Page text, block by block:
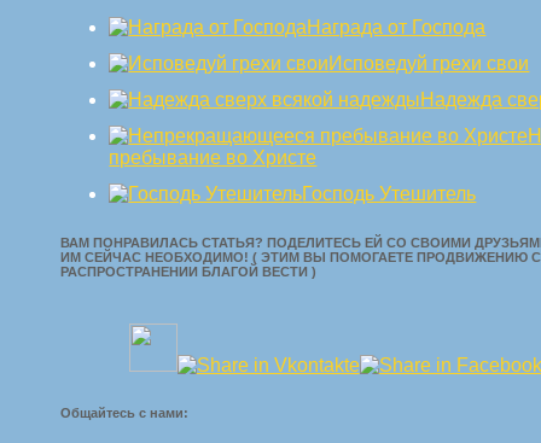
Награда от Господа
Исповедуй грехи свои
Надежда
пребывание во Христе
Господь Утешитель
ВАМ ПОНРАВИЛАСЬ СТАТЬЯ? ПОДЕЛИТЕСЬ ЕЙ СО СВОИМИ
ИМ СЕЙЧАС НЕОБХОДИМО! ( ЭТИМ ВЫ ПОМОГАЕТЕ ПРОДВИЖЕНИЮ
РАСПРОСТРАНЕНИИ БЛАГОЙ ВЕСТИ )
Общайтесь с нами: